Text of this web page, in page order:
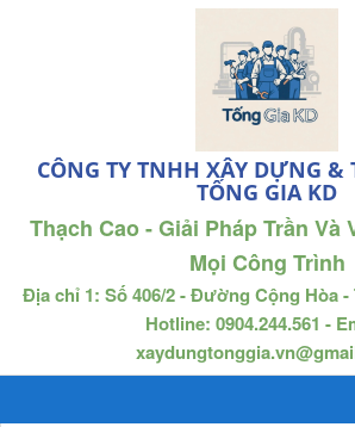
CÔNG TY TNHH XÂY DỰNG
TỐNG GIA KD
Thạch Cao - Giải Pháp Trần Và
Mọi Công Trình
Địa chỉ 1: Số 406/2 - Đường Cộng Hòa -
Hotline: 0904.244.561 -